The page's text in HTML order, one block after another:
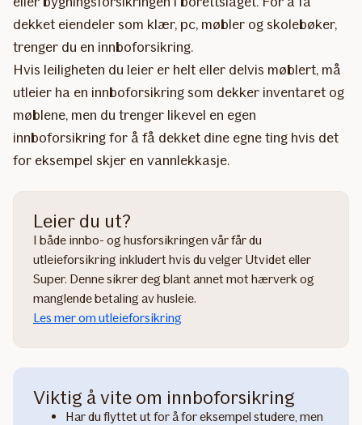
dekket eiendeler som klær, pc, møbler og skolebøker,
trenger du en innboforsikring.
Hvis leiligheten du leier er helt eller delvis møblert, må
utleier ha en innboforsikring som dekker inventaret og
møblene, men du trenger likevel en egen
innboforsikring for å få dekket dine egne ting hvis det
for eksempel skjer en vannlekkasje.
Leier du ut?
I både innbo- og husforsikringen vår får du
utleieforsikring inkludert hvis du velger Utvidet eller
Super. Denne sikrer deg blant annet mot hærverk og
manglende betaling av husleie.
Les mer om utleieforsikring
Viktig å vite om innboforsikring
Har du flyttet ut for å for eksempel studere, men